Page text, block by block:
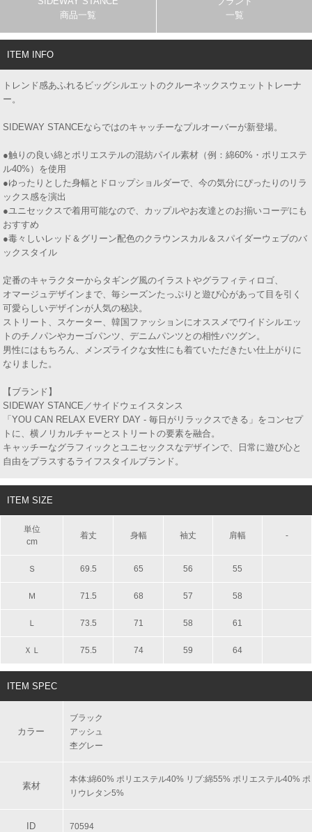
商品一覧
一覧
ITEM INFO
トレンド感あふれるビッグシルエットのクルーネックスウェットトレーナ
ー。
SIDEWAY STANCEならではのキャッチーなプルオーバーが新登場。
●触りの良い綿とポリエステルの混紡パイル素材（例：綿60%・ポリエステ
ル40%）を使用
●ゆったりとした身幅とドロップショルダーで、今の気分にぴったりのリラ
ックス感を演出
●ユニセックスで着用可能なので、カップルやお友達とのお揃いコーデにも
おすすめ
●毒々しいレッド＆グリーン配色のクラウンスカル＆スパイダーウェブのバ
ックスタイル
定番のキャラクターからタギング風のイラストやグラフィティロゴ、
オマージュデザインまで、毎シーズンたっぷりと遊び心があって目を引く
可愛らしいデザインが人気の秘訣。
ストリート、スケーター、韓国ファッションにオススメでワイドシルエッ
トのチノパンやカーゴパンツ、デニムパンツとの相性バツグン。
男性にはもちろん、メンズライクな女性にも着ていただきたい仕上がりに
なりました。
【ブランド】
SIDEWAY STANCE／サイドウェイスタンス
「YOU CAN RELAX EVERY DAY - 毎日がリラックスできる」をコンセプ
トに、横ノリカルチャーとストリートの要素を融合。
キャッチーなグラフィックとユニセックスなデザインで、日常に遊び心と
自由をプラスするライフスタイルブランド。
ITEM SIZE
単位
cm
着丈 身幅 袖丈 肩幅 -
Ｓ 69.5 65 56 55
Ｍ 71.5 68 57 58
Ｌ 73.5 71 58 61
ＸＬ 75.5 74 59 64
ITEM SPEC
カラー
ブラック
アッシュ
杢グレー
素材
本体:綿60% ポリエステル40% リブ:綿55% ポリエステル40% ポ
リウレタン5%
ID 70594